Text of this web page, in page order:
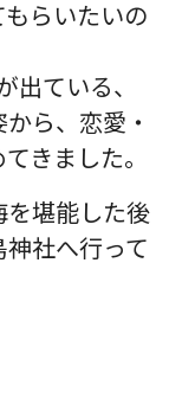
らいたいの
ている、
ら、恋愛・
きました。
堪能した後
社へ行って